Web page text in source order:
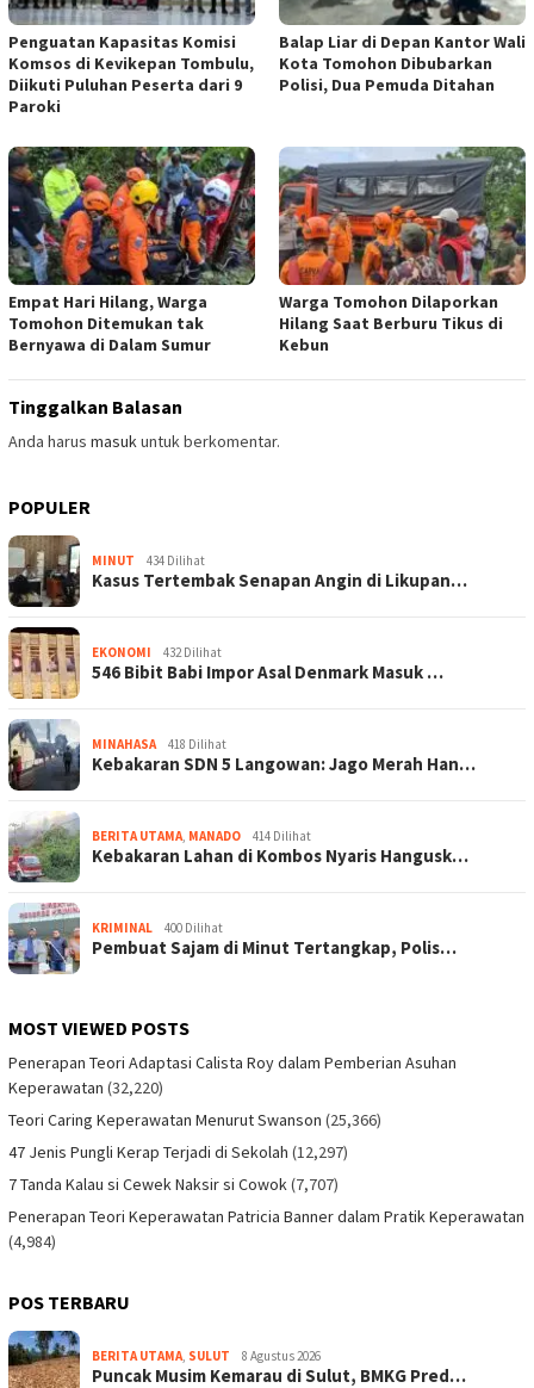
Penguatan Kapasitas Komisi
Komsos di Kevikepan Tombulu,
Diikuti Puluhan Peserta dari 9
Paroki
Balap Liar di Depan Kantor Wali
Kota Tomohon Dibubarkan
Polisi, Dua Pemuda Ditahan
Empat Hari Hilang, Warga
Tomohon Ditemukan tak
Bernyawa di Dalam Sumur
Warga Tomohon Dilaporkan
Hilang Saat Berburu Tikus di
Kebun
Tinggalkan Balasan
Anda harus masukuntuk berkomentar.
POPULER
MINUT 434 Dilihat
Kasus Tertembak Senapan Angin di Likupan…
EKONOMI 432 Dilihat
546 Bibit Babi Impor Asal Denmark Masuk …
MINAHASA 418 Dilihat
Kebakaran SDN 5 Langowan: Jago Merah Han…
BERITA UTAMA MANADO 414 Dilihat
Kebakaran Lahan di Kombos Nyaris Hangusk…
KRIMINAL 400 Dilihat
Pembuat Sajam di Minut Tertangkap, Polis…
MOST VIEWED POSTS
Penerapan Teori Adaptasi Calista Roy dalam Pemberian Asuhan
Keperawatan (32,220)
Teori Caring Keperawatan Menurut Swanson (25,366)
47 Jenis Pungli Kerap Terjadi di Sekolah (12,297)
7 Tanda Kalau si Cewek Naksir si Cowok(7,707)
Penerapan Teori Keperawatan Patricia Banner dalam Pratik Keperawatan
(4,984)
POS TERBARU
BERITA UTAMA SULUT 8 Agustus 2026
Puncak Musim Kemarau di Sulut, BMKG Pred…